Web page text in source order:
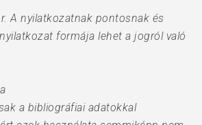
A nyilatkozatnak pontosnak és
formája lehet a jogról való
a bibliográfiai adatokkal